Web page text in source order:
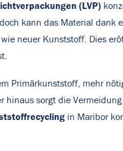
(LVP)
kann das Material dank
neuer Kunststoff. Dies
Primärkunststoff, mehr
hinaus sorgt die
in Maribor